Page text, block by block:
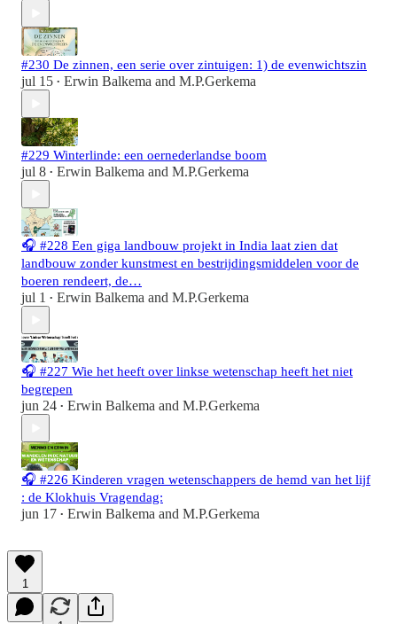
#230 De zinnen, een serie over zintuigen: 1) de evenwichtszin
jul 15 • Erwin Balkema and M.P.Gerkema
#229 Winterlinde: een oernederlandse boom
jul 8 • Erwin Balkema and M.P.Gerkema
🎧 #228 Een giga landbouw projekt in India laat zien dat
landbouw zonder kunstmest en bestrijdingsmiddelen voor de
boeren rendeert, de…
jul 1 • Erwin Balkema and M.P.Gerkema
🎧 #227 Wie het heeft over linkse wetenschap heeft het niet
begrepen
jun 24 • Erwin Balkema and M.P.Gerkema
🎧 #226 Kinderen vragen wetenschappers de hemd van het lijf
: de Klokhuis Vragendag:
jun 17 • Erwin Balkema and M.P.Gerkema
1